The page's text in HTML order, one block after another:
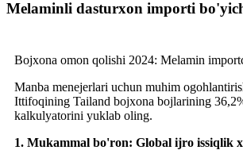
Melaminli dasturxon importi
Bojxona omon qolishi 2024: Melamin
Manba menejerlari uchun muhim
Ittifoqining Tailand bojxona bojlarining
kalkulyatorini yuklab oling.
1. Mukammal bo'ron: Global ijro issiqlik